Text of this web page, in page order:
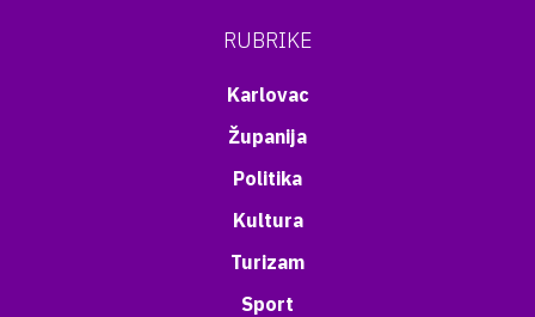
RUBRIKE
Karlovac
Županija
Politika
Kultura
Turizam
Sport